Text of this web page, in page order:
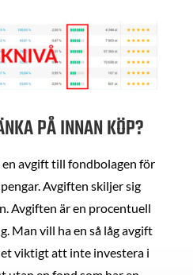
PÅ INNAN KÖP?
avgift till fondbolagen för
Avgiften skiljer sig
Avgiften är en procentuell
Man vill ha en så låg avgift
viktigt att inte investera i